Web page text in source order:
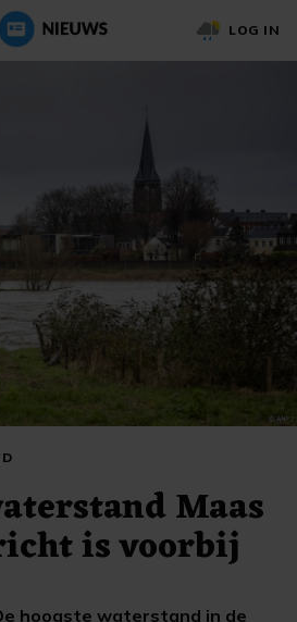
LOG IN
Maas
is voorbij
hoogste waterstand in de